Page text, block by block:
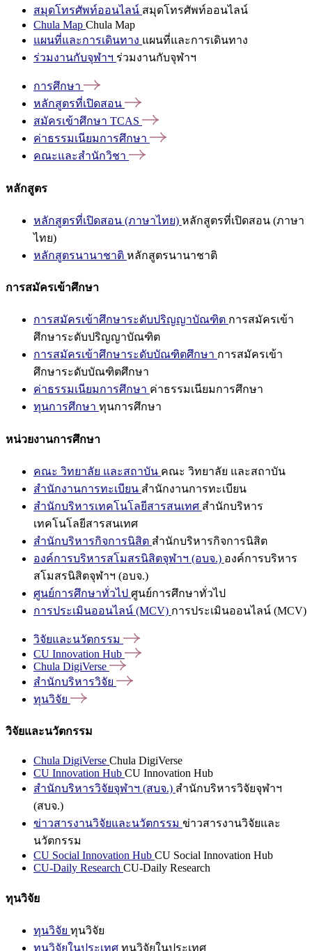
สมุดโทรศัพท์ออนไลน์ สมุดโทรศัพท์ออนไลน์
Chula Map Chula Map
แผนที่และการเดินทาง แผนที่และการเดินทาง
ร่วมงานกับจุฬาฯ ร่วมงานกับจุฬาฯ
การศึกษา
หลักสูตรที่เปิดสอน
สมัครเข้าศึกษา TCAS
ค่าธรรมเนียมการศึกษา
คณะและสำนักวิชา
หลักสูตร
หลักสูตรที่เปิดสอน (ภาษาไทย) หลักสูตรที่เปิดสอน (ภาษา
ไทย)
หลักสูตรนานาชาติ หลักสูตรนานาชาติ
การสมัครเข้าศึกษา
การสมัครเข้าศึกษาระดับปริญญาบัณฑิต การสมัครเข้า
ศึกษาระดับปริญญาบัณฑิต
การสมัครเข้าศึกษาระดับบัณฑิตศึกษา การสมัครเข้า
ศึกษาระดับบัณฑิตศึกษา
ค่าธรรมเนียมการศึกษา ค่าธรรมเนียมการศึกษา
ทุนการศึกษา ทุนการศึกษา
หน่วยงานการศึกษา
คณะ วิทยาลัย และสถาบัน คณะ วิทยาลัย และสถาบัน
สำนักงานการทะเบียน สำนักงานการทะเบียน
สำนักบริหารเทคโนโลยีสารสนเทศ สำนักบริหาร
เทคโนโลยีสารสนเทศ
สำนักบริหารกิจการนิสิต สำนักบริหารกิจการนิสิต
องค์การบริหารสโมสรนิสิตจุฬาฯ (อบจ.) องค์การบริหาร
สโมสรนิสิตจุฬาฯ (อบจ.)
ศูนย์การศึกษาทั่วไป ศูนย์การศึกษาทั่วไป
การประเมินออนไลน์ (MCV) การประเมินออนไลน์ (MCV)
วิจัยและนวัตกรรม
CU Innovation Hub
Chula DigiVerse
สำนักบริหารวิจัย
ทุนวิจัย
วิจัยและนวัตกรรม
Chula DigiVerse Chula DigiVerse
CU Innovation Hub CU Innovation Hub
สำนักบริหารวิจัยจุฬาฯ (สบจ.) สำนักบริหารวิจัยจุฬาฯ
(สบจ.)
ข่าวสารงานวิจัยและนวัตกรรม ข่าวสารงานวิจัยและ
นวัตกรรม
CU Social Innovation Hub CU Social Innovation Hub
CU-Daily Research CU-Daily Research
ทุนวิจัย
ทุนวิจัย ทุนวิจัย
ทุนวิจัยในประเทศ ทุนวิจัยในประเทศ